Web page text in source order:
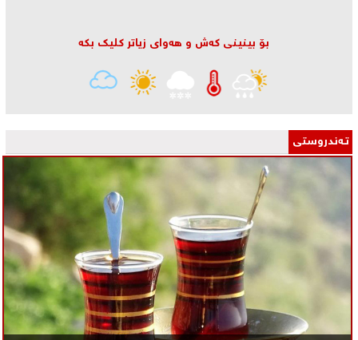
بۆ بینینی كه‌ش و هه‌وای زیاتر كلیك بكه‌
تـه‌ندروستی